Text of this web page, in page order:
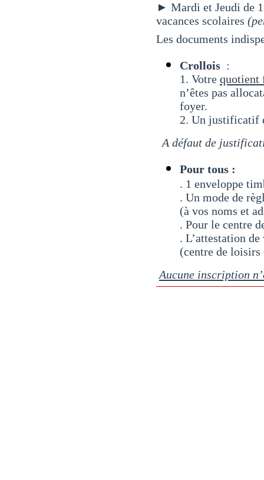
► Mardi et Jeudi de
vacances scolaires
Les documents
Crollois :
1. Votre
n’êtes pas
foyer.
2. Un justificatif
A défaut de
Pour tous :
. 1 enveloppe
. Un mode de
(à vos noms et
. Pour le centre
. L’attestation
(centre de
Aucune inscription